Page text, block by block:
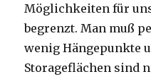
Möglichkeiten für
begrenzt. Man muß
wenig Hängepunkte
Storageflächen sind